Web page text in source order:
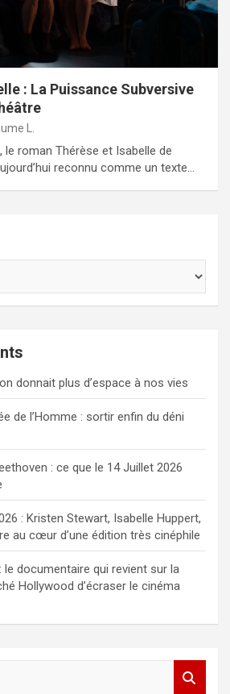
: La Puissance Subversive
L.
roman Thérèse et Isabelle de
reconnu comme un texte…
donnait plus d’espace à nos vies
de l’Homme : sortir enfin du déni
: ce que le 14 Juillet 2026
: Kristen Stewart, Isabelle Huppert,
au cœur d’une édition très cinéphile
le documentaire qui revient sur la
Hollywood d’écraser le cinéma